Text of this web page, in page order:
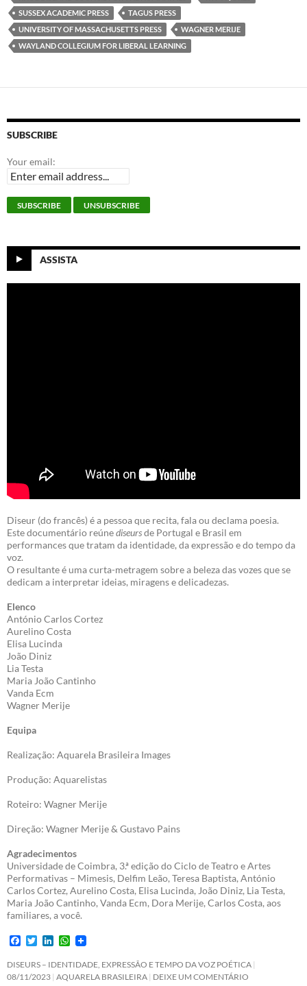
SUSSEX ACADEMIC PRESS
TAGUS PRESS
UNIVERSITY OF MASSACHUSETTS PRESS
WAGNER MERIJE
WAYLAND COLLEGIUM FOR LIBERAL LEARNING
SUBSCRIBE
Your email:
ASSISTA
Diseur (do francês) é a pessoa que recita, fala ou declama poesia.
Este documentário reúnediseursde Portugal e Brasil em
performances que tratam da identidade, da expressão e do tempo da
voz.
O resultante é uma curta-metragem sobre a beleza das vozes que se
dedicam a interpretar ideias, miragens e delicadezas.
Elenco
António Carlos Cortez
Aurelino Costa
Elisa Lucinda
João Diniz
Lia Testa
Maria João Cantinho
Vanda Ecm
Wagner Merije
Equipa
Realização: Aquarela Brasileira Images
Produção: Aquarelistas
Roteiro: Wagner Merije
Direção: Wagner Merije & Gustavo Pains
Agradecimentos
Universidade de Coimbra, 3.ª edição do Ciclo de Teatro e Artes
Performativas – Mimesis, Delfim Leão, Teresa Baptista, António
Carlos Cortez, Aurelino Costa, Elisa Lucinda, João Diniz, Lia Testa,
Maria João Cantinho, Vanda Ecm, Dora Merije, Carlos Costa, aos
familiares, a você.
F
c
e
T
i
t
n
k
W
a
t
DISEURS – IDENTIDADE, EXPRESSÃO E TEMPO DA VOZ POÉTICA
08/11/2023 AQUARELA BRASILEIRA DEIXE UM COMENTÁRIO